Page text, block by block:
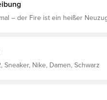
– der Fire ist ein heißer
für bequeme Dämpfung, die
Sneaker, Nike, Damen, Schwarz